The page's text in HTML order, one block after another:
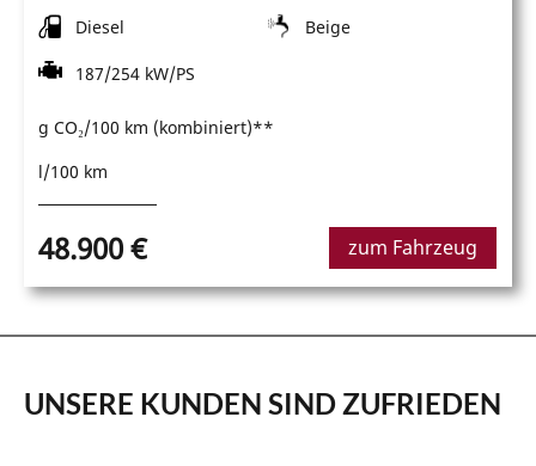
Diesel Beige
187/254 kW/PS
g CO₂/100 km (kombiniert)**
l/100 km
48.900 € zum Fahrzeug
UNSERE KUNDEN SIND ZUFRIEDEN